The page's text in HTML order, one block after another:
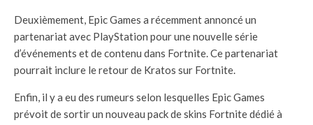
Deuxièmement, Epic Games a récemment annoncé un
partenariat avec PlayStation pour une nouvelle série
d’événements et de contenu dans Fortnite. Ce partenariat
pourrait inclure le retour de Kratos sur Fortnite.
Enfin, il y a eu des rumeurs selon lesquelles Epic Games
prévoit de sortir un nouveau pack de skins Fortnite dédié à